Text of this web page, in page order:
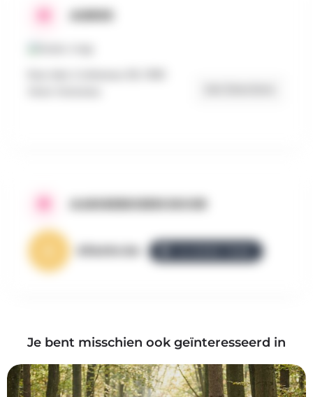
ADRES
AANGEBODEN DOOR
Je bent misschien ook geïnteresseerd in